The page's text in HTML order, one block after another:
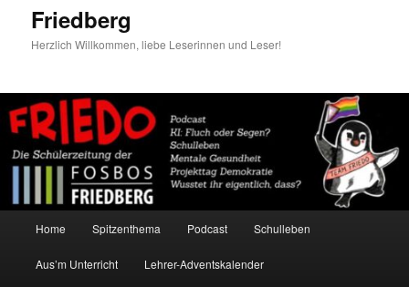
Friedberg
Herzlich Willkommen, liebe Leserinnen und Leser!
Home Spitzenthema Podcast Schulleben
Aus’m Unterricht Lehrer-Adventskalender